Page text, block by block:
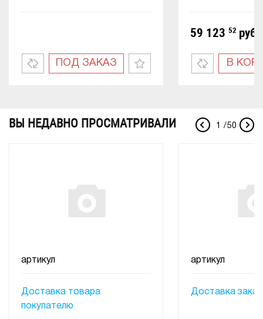
ПОД ЗАКАЗ
59 123 52 руб
В
ВЫ НЕДАВНО ПРОСМАТРИВАЛИ /50
Доставка товара
покупателю
артикул
Доставка
артикул
1